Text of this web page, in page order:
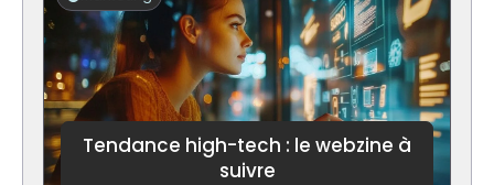
en
ligne
?
Tendance high-tech : le webzine à
suivre